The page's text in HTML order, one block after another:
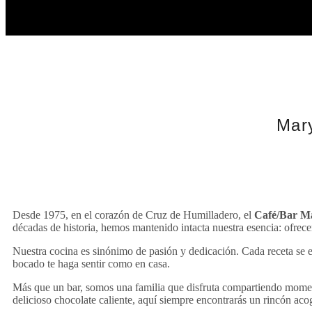
Desde 1975, en el corazón de Cruz de Humilladero, el Café/Bar
décadas de historia, hemos mantenido intacta nuestra esencia:
Nuestra cocina es sinónimo de pasión y dedicación. Cada receta
bocado te haga sentir como en casa.
Más que un bar, somos una familia que disfruta compartiendo
delicioso chocolate caliente, aquí siempre encontrarás un rincón